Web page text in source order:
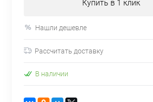
Купить в 1 клик
Нашли дешевле
Рассчитать доставку
В наличии